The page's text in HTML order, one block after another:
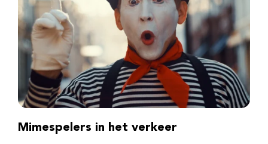
Mimespelers in het verkeer